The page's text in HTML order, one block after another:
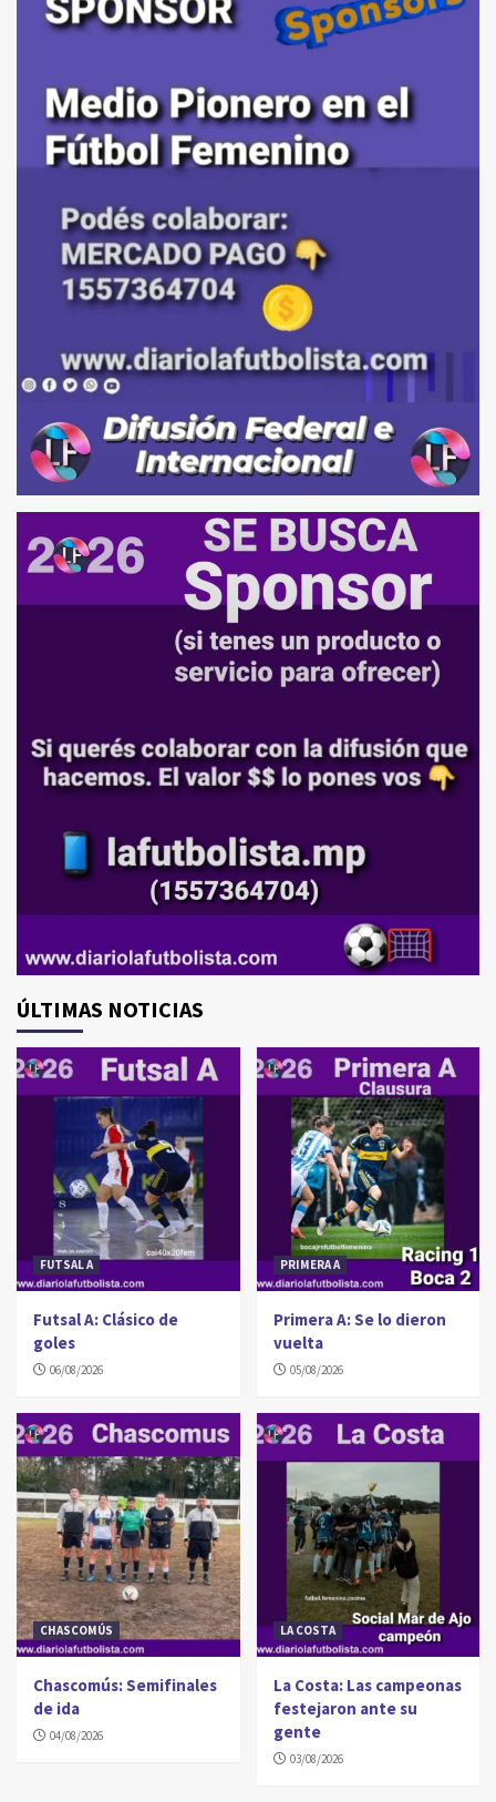
ÚLTIMAS NOTICIAS
FUTSAL A
Futsal A: Clásico de
goles
06/08/2026
PRIMERA A
Primera A: Se lo dieron
vuelta
05/08/2026
CHASCOMÚS
Chascomús: Semifinales
de ida
04/08/2026
LA COSTA
La Costa: Las campeonas
festejaron ante su
gente
03/08/2026